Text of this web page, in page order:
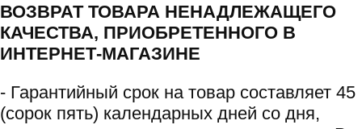
ВОЗВРАТ ТОВАРА НЕНАДЛЕЖАЩЕГО
КАЧЕСТВА, ПРИОБРЕТЕННОГО В
ИНТЕРНЕТ-МАГАЗИНЕ
- Гарантийный срок на товар составляет 45
(сорок пять) календарных дней со дня,